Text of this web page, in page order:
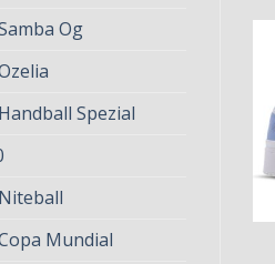
Og
Spezial
MundialADIDAS BOLD